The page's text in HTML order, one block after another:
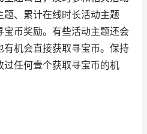
、累计在线时长活动主题
币奖励。有些活动主题还会
机会直接获取寻宝币。保持
任何壹个获取寻宝币的机